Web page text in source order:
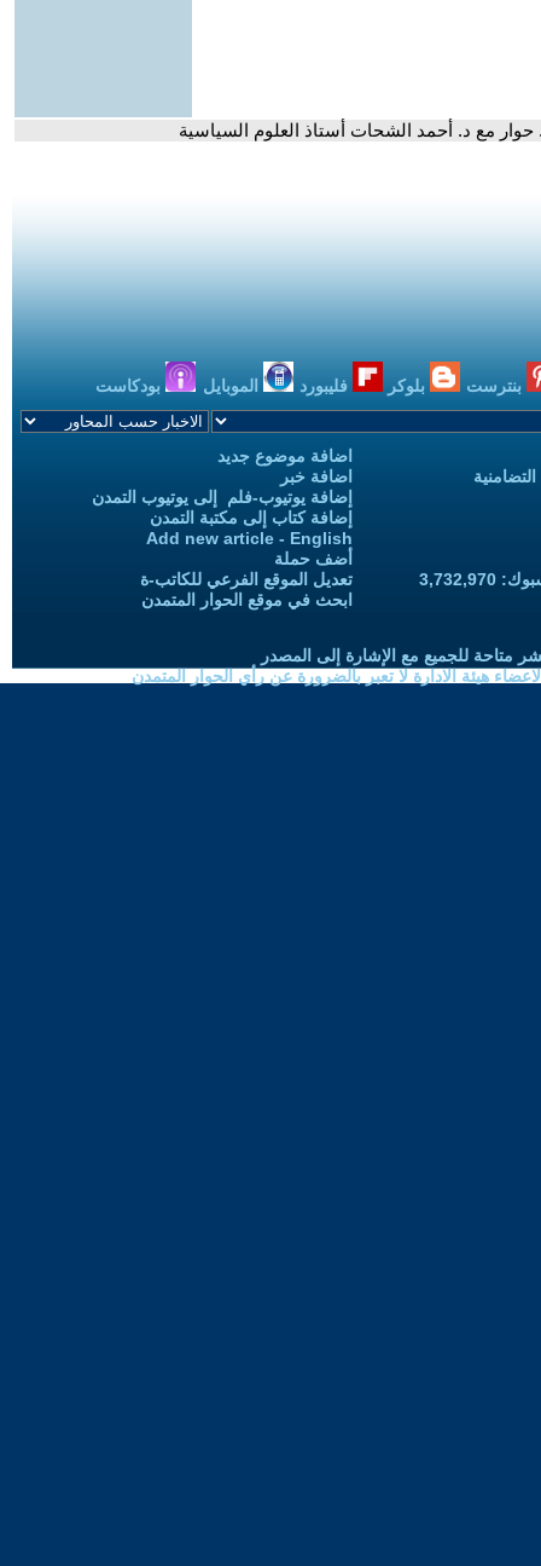
مع د. أحمد الشحات أستاذ العلوم السياسية
بنترست بلوكر فليبورد الموبايل بودكاست
اضافة موضوع جديد
اضافة خبر
إضافة يوتيوب-فلم إلى يوتيوب التمدن
إضافة كتاب إلى مكتبة التمدن
Add new article - English
أضف حملة
تعديل الموقع الفرعي للكاتب-ة
ابحث في موقع الحوار المتمدن
متاحة للجميع مع الإشارة إلى المصدر
هيئة الادارة لا تعبر بالضرورة عن رأي الحوار المتمدن